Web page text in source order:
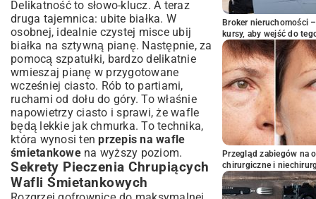
Delikatność to słowo-klucz. A teraz
druga tajemnica: ubite białka. W
osobnej, idealnie czystej misce ubij
białka na sztywną pianę. Następnie, za
pomocą szpatułki, bardzo delikatnie
wmieszaj pianę w przygotowane
wcześniej ciasto. Rób to partiami,
ruchami od dołu do góry. To właśnie
napowietrzy ciasto i sprawi, że wafle
będą lekkie jak chmurka. To technika,
która wynosi tenprzepis na wafle
śmietankowena wyższy poziom.
Sekrety Pieczenia Chrupiących
Wafli Śmietankowych
Broker nieruchomości
kursy, aby wejść do
Przegląd zabiegów na
chirurgiczne i